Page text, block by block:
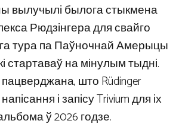
вылучылі былога стыкмена
Рюдзінгера для свайго
тура па Паўночнай Амерыцы
стартаваў на мінулым тыдні.
што Rüdinger
і запісу Trivium для іх
ў 2026 годзе.